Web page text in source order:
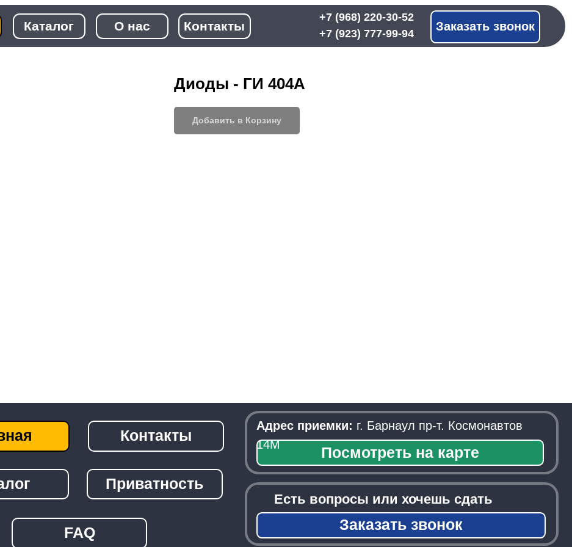
О нас
Каталог Контакты
+7 (968) 220-30-52
+7 (923) 777-99-94
Заказать звонок
Диоды - ГИ 404А
Добавить в Корзину
Приватность
Radiolom22.ru
Есть вопросы или хочешь сдать
детали? Заказать звонок
Посмотреть на карте